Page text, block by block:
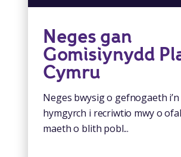
Neges gan
Gomisiynydd
Cymru
Neges bwysig o gefnogaeth i’n
hymgyrch i recriwtio mwy o
maeth o blith pobl...